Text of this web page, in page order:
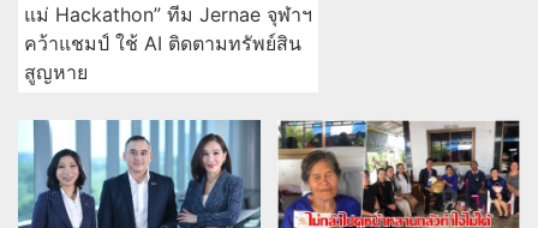
แม่ Hackathon” ทีม Jernae จุฬาฯ
คว้าแชมป์ ใช้ AI ติดตามทรัพย์สิน
สูญหาย